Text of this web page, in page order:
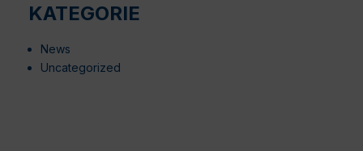
KATEGORIE
News
Uncategorized